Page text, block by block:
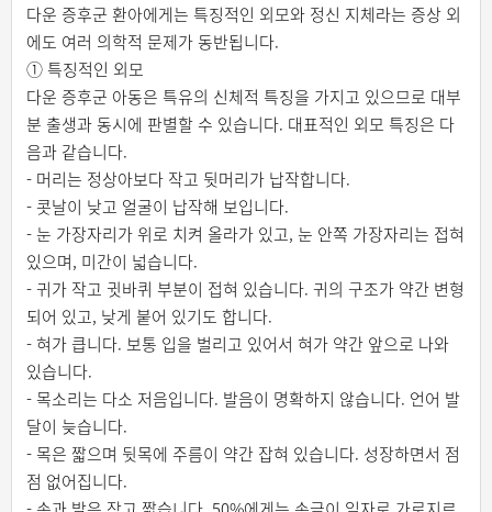
다운 증후군 환아에게는 특징적인 외모와 정신 지체라는 증상 외
에도 여러 의학적 문제가 동반됩니다.
① 특징적인 외모
다운 증후군 아동은 특유의 신체적 특징을 가지고 있으므로 대부
분 출생과 동시에 판별할 수 있습니다. 대표적인 외모 특징은 다
음과 같습니다.
- 머리는 정상아보다 작고 뒷머리가 납작합니다.
- 콧날이 낮고 얼굴이 납작해 보입니다.
- 눈 가장자리가 위로 치켜 올라가 있고, 눈 안쪽 가장자리는 접혀
있으며, 미간이 넓습니다.
- 귀가 작고 귓바퀴 부분이 접혀 있습니다. 귀의 구조가 약간 변형
되어 있고, 낮게 붙어 있기도 합니다.
- 혀가 큽니다. 보통 입을 벌리고 있어서 혀가 약간 앞으로 나와
있습니다.
- 목소리는 다소 저음입니다. 발음이 명확하지 않습니다. 언어 발
달이 늦습니다.
- 목은 짧으며 뒷목에 주름이 약간 잡혀 있습니다. 성장하면서 점
점 없어집니다.